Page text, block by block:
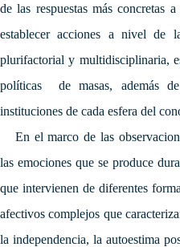
de las respuestas más concretas
establecer acciones a nivel de
plurifactorial y multidisciplinaria,
políticas de masas, además
instituciones de cada esfera del
En el marco de las
las emociones que se produce
que intervienen de diferentes
afectivos complejos que
la independencia, la autoestima